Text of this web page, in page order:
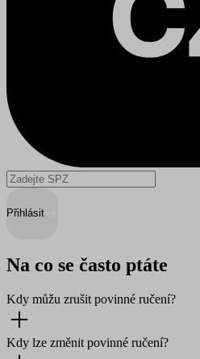
Přihlásit
Na co se často ptáte
Kdy můžu zrušit povinné ručení?
Kdy lze změnit povinné ručení?